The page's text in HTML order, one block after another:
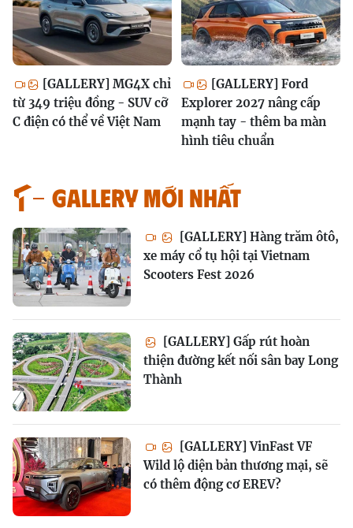
[GALLERY] MG4X chỉ
từ 349 triệu đồng - SUV cỡ
C điện có thể về Việt Nam
[GALLERY] Ford
Explorer 2027 nâng cấp
mạnh tay - thêm ba màn
hình tiêu chuẩn
GALLERY MỚI NHẤT
[GALLERY] Hàng trăm ôtô,
xe máy cổ tụ hội tại Vietnam
Scooters Fest 2026
[GALLERY] Gấp rút hoàn
thiện đường kết nối sân bay Long
Thành
[GALLERY] VinFast VF
Wild lộ diện bản thương mại, sẽ
có thêm động cơ EREV?